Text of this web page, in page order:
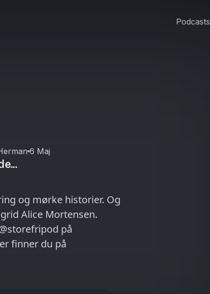
Podcasts
6 Maj
og mørke historier. Og
Alice Mortensen.
på